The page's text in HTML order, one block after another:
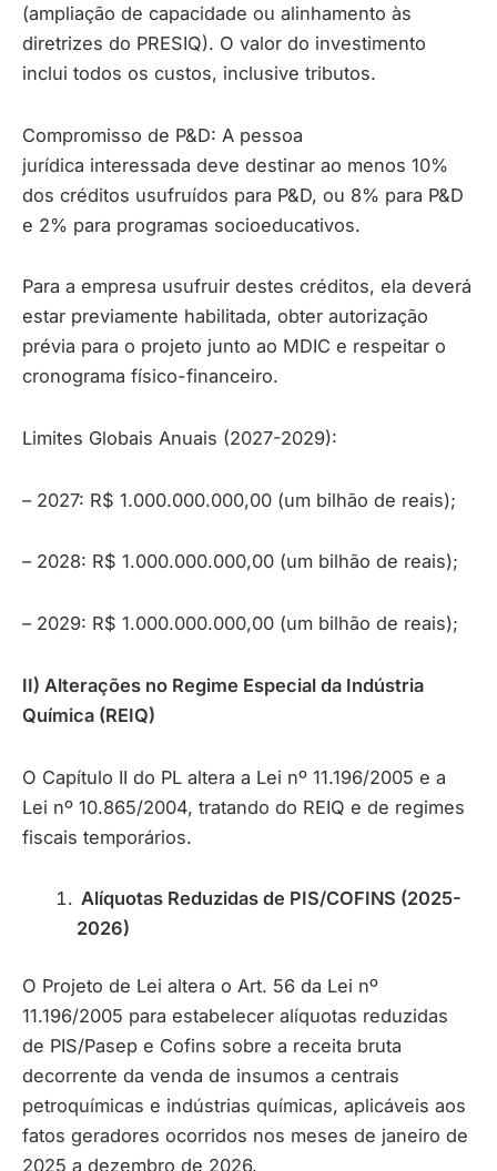
(ampliação de capacidade ou alinhamento às
diretrizes do PRESIQ). O valor do investimento
inclui todos os custos, inclusive tributos.
Compromisso de P&D: A pessoa
jurídica interessada deve destinar ao menos 10%
dos créditos usufruídos para P&D, ou 8% para P&D
e 2% para programas socioeducativos.
Para a empresa usufruir destes créditos, ela deverá
estar previamente habilitada, obter autorização
prévia para o projeto junto ao MDIC e respeitar o
cronograma físico-financeiro.
Limites Globais Anuais (2027-2029):
– 2027: R$ 1.000.000.000,00 (um bilhão de reais);
– 2028: R$ 1.000.000.000,00 (um bilhão de reais);
– 2029: R$ 1.000.000.000,00 (um bilhão de reais);
II) Alterações no Regime Especial da Indústria
Química (REIQ)
O Capítulo II do PL altera a Lei nº 11.196/2005 e a
Lei nº 10.865/2004, tratando do REIQ e de regimes
fiscais temporários.
Alíquotas Reduzidas de PIS/COFINS (2025-
2026)
O Projeto de Lei altera o Art. 56 da Lei nº
11.196/2005 para estabelecer alíquotas reduzidas
de PIS/Pasep e Cofins sobre a receita bruta
decorrente da venda de insumos a centrais
petroquímicas e indústrias químicas, aplicáveis aos
fatos geradores ocorridos nos meses de janeiro de
2025 a dezembro de 2026.